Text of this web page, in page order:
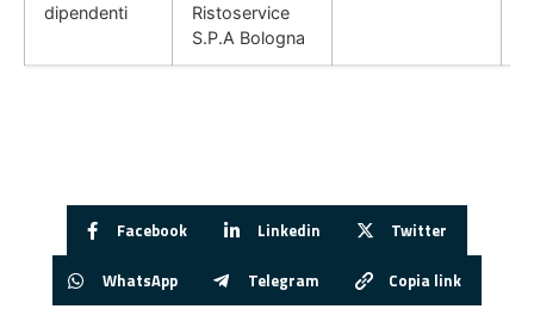
dipendenti
Ristoservice
S.P.A Bologna
Facebook Linkedin Twitter
WhatsApp Telegram Copia link